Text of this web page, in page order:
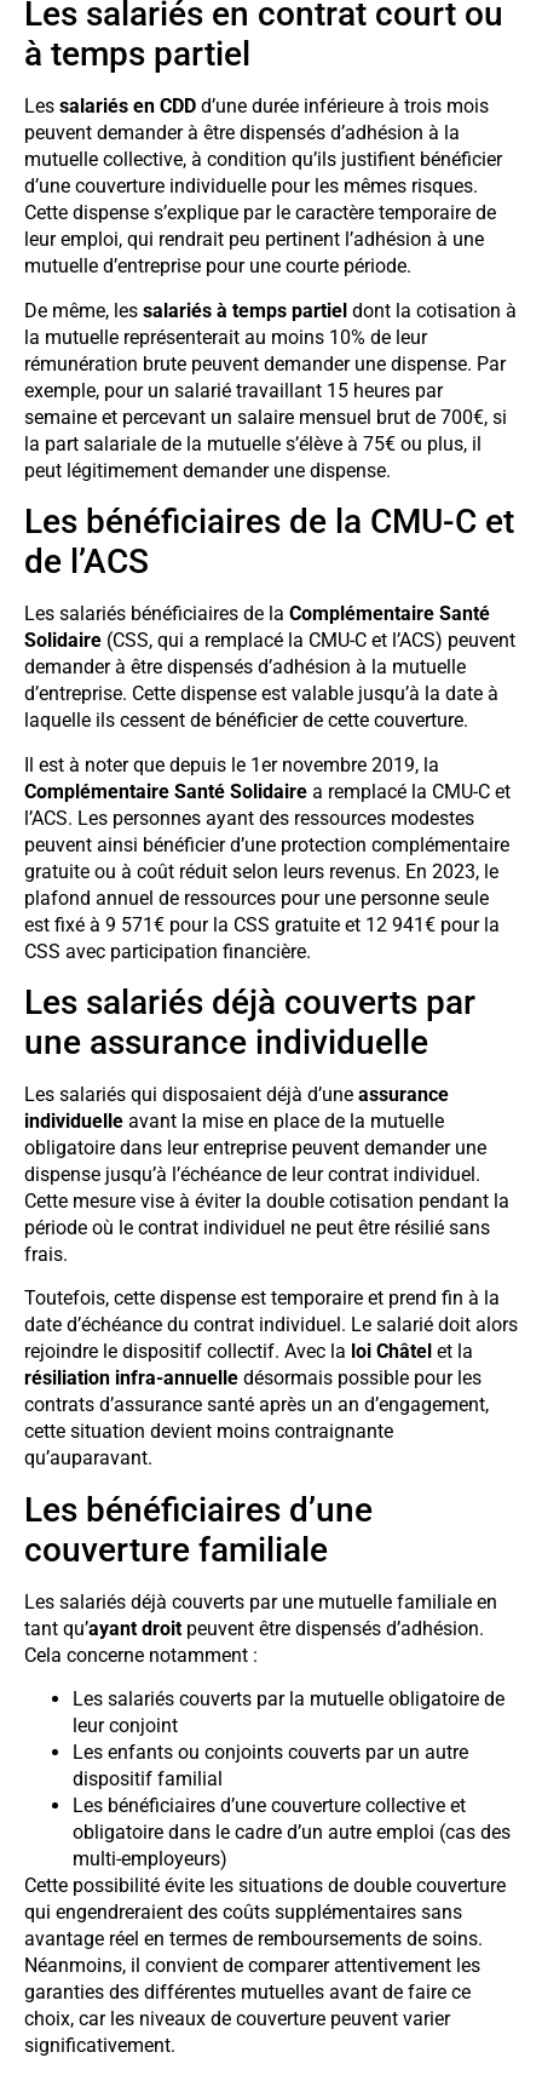
Les salariés en contrat court ou
à temps partiel
Les salariés en CDD d’une durée inférieure à trois mois
peuvent demander à être dispensés d’adhésion à la
mutuelle collective, à condition qu’ils justifient bénéficier
d’une couverture individuelle pour les mêmes risques.
Cette dispense s’explique par le caractère temporaire de
leur emploi, qui rendrait peu pertinent l’adhésion à une
mutuelle d’entreprise pour une courte période.
De même, les salariés à temps partiel dont la cotisation à
la mutuelle représenterait au moins 10% de leur
rémunération brute peuvent demander une dispense. Par
exemple, pour un salarié travaillant 15 heures par
semaine et percevant un salaire mensuel brut de 700€, si
la part salariale de la mutuelle s’élève à 75€ ou plus, il
peut légitimement demander une dispense.
Les bénéficiaires de la CMU-C et
de l’ACS
Les salariés bénéficiaires de la Complémentaire Santé
Solidaire (CSS, qui a remplacé la CMU-C et l’ACS) peuvent
demander à être dispensés d’adhésion à la mutuelle
d’entreprise. Cette dispense est valable jusqu’à la date à
laquelle ils cessent de bénéficier de cette couverture.
Il est à noter que depuis le 1er novembre 2019, la
Complémentaire Santé Solidaire a remplacé la CMU-C et
l’ACS. Les personnes ayant des ressources modestes
peuvent ainsi bénéficier d’une protection complémentaire
gratuite ou à coût réduit selon leurs revenus. En 2023, le
plafond annuel de ressources pour une personne seule
est fixé à 9 571€ pour la CSS gratuite et 12 941€ pour la
CSS avec participation financière.
Les salariés déjà couverts par
une assurance individuelle
Les salariés qui disposaient déjà d’une assurance
individuelle avant la mise en place de la mutuelle
obligatoire dans leur entreprise peuvent demander une
dispense jusqu’à l’échéance de leur contrat individuel.
Cette mesure vise à éviter la double cotisation pendant la
période où le contrat individuel ne peut être résilié sans
frais.
Toutefois, cette dispense est temporaire et prend fin à la
date d’échéance du contrat individuel. Le salarié doit alors
rejoindre le dispositif collectif. Avec la loi Châtel et la
résiliation infra-annuelle désormais possible pour les
contrats d’assurance santé après un an d’engagement,
cette situation devient moins contraignante
qu’auparavant.
Les bénéficiaires d’une
couverture familiale
Les salariés déjà couverts par une mutuelle familiale en
tant qu’ayant droit peuvent être dispensés d’adhésion.
Cela concerne notamment :
Les salariés couverts par la mutuelle obligatoire de
leur conjoint
Les enfants ou conjoints couverts par un autre
dispositif familial
Les bénéficiaires d’une couverture collective et
obligatoire dans le cadre d’un autre emploi (cas des
multi-employeurs)
Cette possibilité évite les situations de double couverture
qui engendreraient des coûts supplémentaires sans
avantage réel en termes de remboursements de soins.
Néanmoins, il convient de comparer attentivement les
garanties des différentes mutuelles avant de faire ce
choix, car les niveaux de couverture peuvent varier
significativement.